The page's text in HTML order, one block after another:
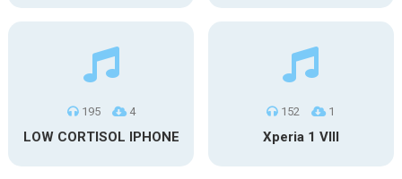
195 4
LOW CORTISOL IPHONE
152 1
Xperia 1 VIII